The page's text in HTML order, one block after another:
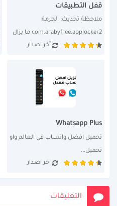
قفل التطبيقات
آخر...
آخر اصدار
Whatsapp Plus
تحميل...
اخر اصدار
التعليقات